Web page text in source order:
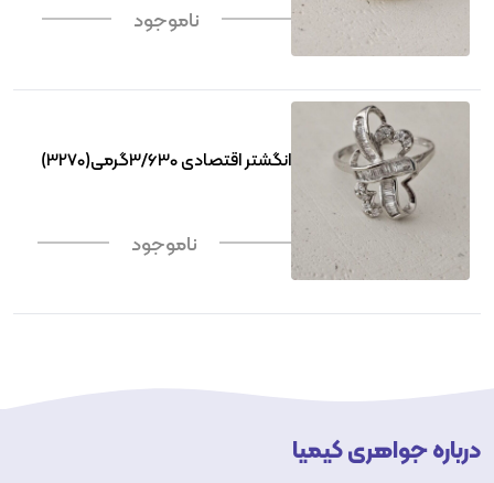
ناموجود
انگشتر اقتصادی 3/630گرمی(3270)
ناموجود
درباره جواهری کیمیا